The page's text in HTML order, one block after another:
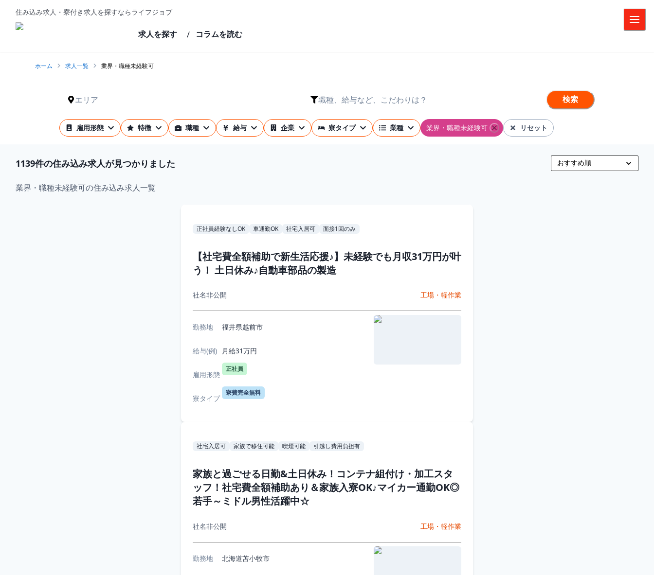
住み込み求人・寮付き求人を探すならライフジョブ
求人を探す / コラムを読む
ホーム 求人一覧 業界・職種未経験可
エリア 職種、給与など、こだわりは？ 検索
雇用形態 特徴 職種 給与 企業 寮タイプ 業種 業界・職種未経験可 リセット
1139件の住み込み求人が見つかりました
業界・職種未経験可の住み込み求人一覧
正社員経験なしOK 車通勤OK 社宅入居可 面接1回のみ
【社宅費全額補助で新生活応援♪】未経験でも月収31万円が叶
う！ 土日休み♪自動車部品の製造
社名非公開 工場・軽作業
勤務地 福井県越前市
給与(例) 月給31万円
雇用形態
正社員
寮タイプ
寮費完全無料
社宅入居可 家族で移住可能 喫煙可能 引越し費用負担有
家族と過ごせる日勤&土日休み！コンテナ組付け・加工スタ
ッフ！社宅費全額補助あり＆家族入寮OK♪マイカー通勤OK◎
若手～ミドル男性活躍中☆
社名非公開 工場・軽作業
勤務地 北海道苫小牧市